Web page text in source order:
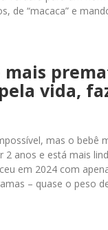
de “macaca” e
mais
vida,
mas o bebê
2 anos e está mais
em 2024 com
– quase o peso